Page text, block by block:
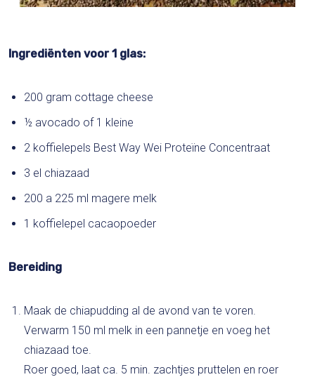
Ingrediënten voor 1 glas:
200 gram cottage cheese
½ avocado of 1 kleine
2 koffielepels Best Way Wei Proteïne Concentraat
3 el chiazaad
200 a 225 ml magere melk
1 koffielepel cacaopoeder
Bereiding
Maak de chiapudding al de avond van te voren.
Verwarm 150 ml melk in een pannetje en voeg het
chiazaad toe.
Roer goed, laat ca. 5 min. zachtjes pruttelen en roer